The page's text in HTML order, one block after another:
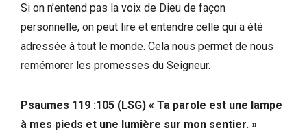
Si on n’entend pas la voix de Dieu de façon
personnelle, on peut lire et entendre celle qui a été
adressée à tout le monde. Cela nous permet de nous
remémorer les promesses du Seigneur.
Psaumes 119 :105 (LSG) « Ta parole est une lampe
à mes pieds et une lumière sur mon sentier. »